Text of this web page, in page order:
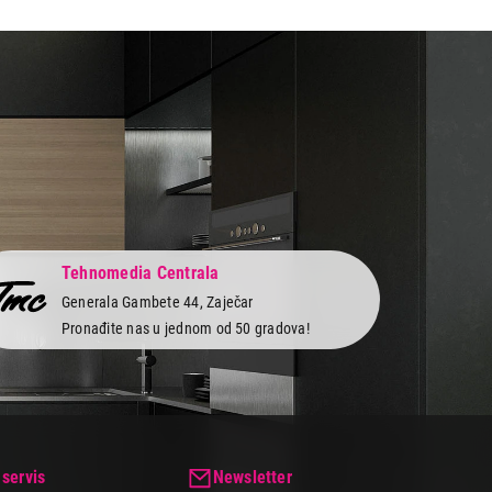
Tehnomedia Centrala
Generala Gambete 44, Zaječar
Pronađite nas u jednom od 50 gradova!
Newsletter